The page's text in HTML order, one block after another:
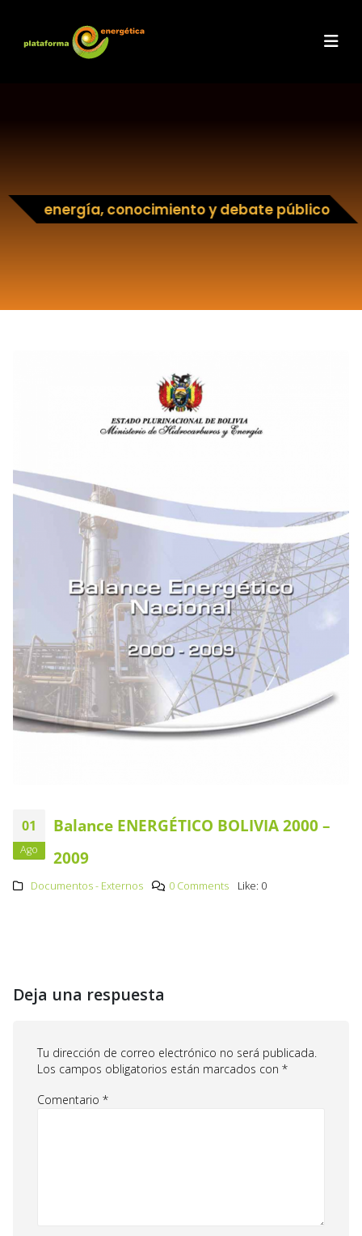
energía, conocimiento y debate público
01
Ago
Balance ENERGÉTICO BOLIVIA 2000 –
2009
Documentos - Externos 0 Comments Like: 0
Deja una respuesta
Tu dirección de correo electrónico no será publicada.
Los campos obligatorios están marcados con *
Comentario *